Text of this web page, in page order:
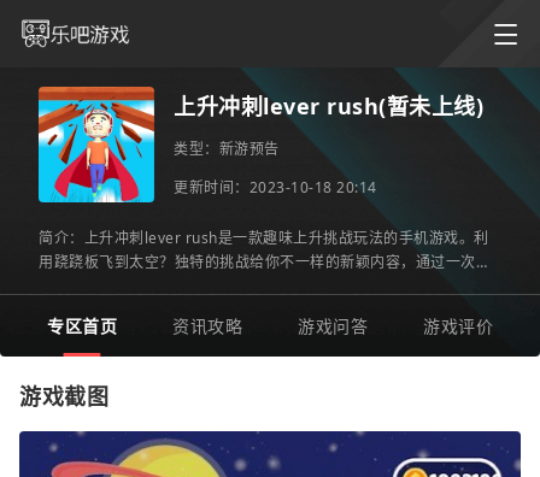
上升冲刺lever rush(暂未上线)
类型： 新游预告
更新时间：2023-10-18 20:14
简介：上升冲刺lever rush是一款趣味上升挑战玩法的手机游戏。利
用跷跷板飞到太空？独特的挑战给你不一样的新颖内容，通过一次次
专区首页 资讯攻略 游戏问答 游戏评价
游戏截图